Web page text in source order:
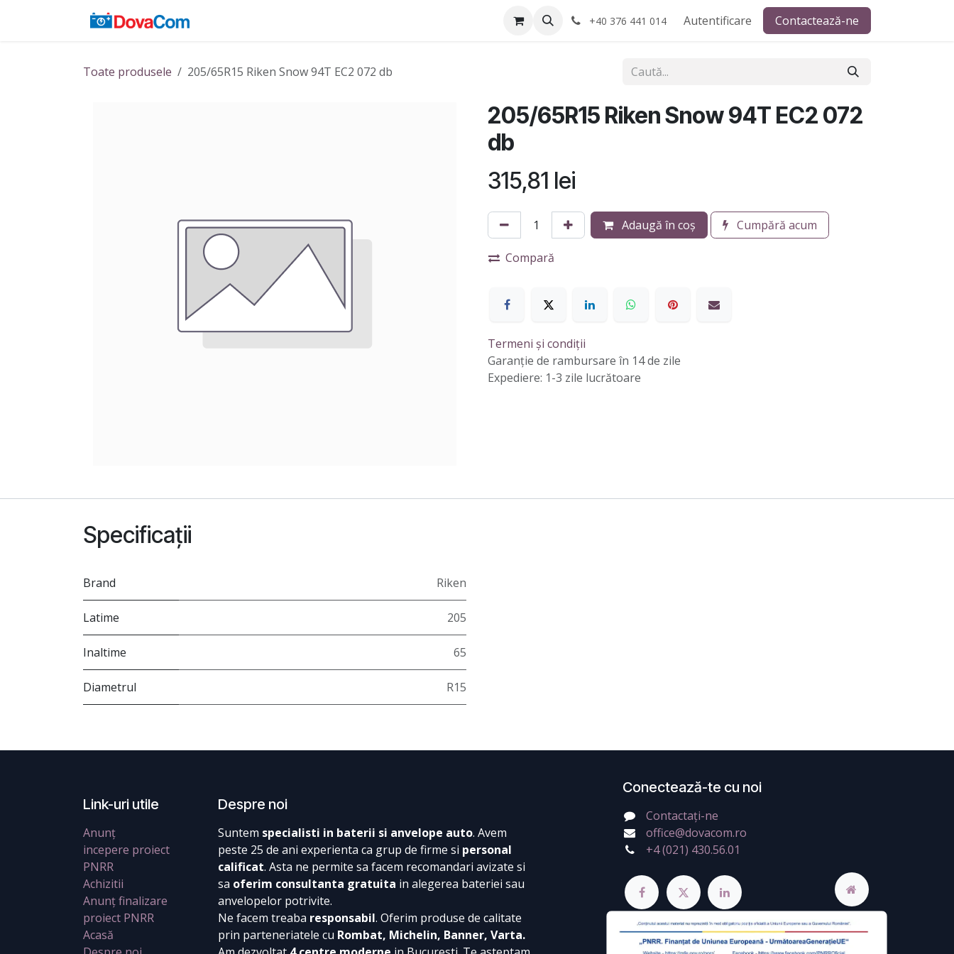
Service-uri montaj +40 376 441 014 Autentificare Contactează-ne
Toate produsele 205/65R15 Riken Snow 94T EC2 072 db
205/65R15 Riken Snow 94T EC2 072
db
315,81 lei
Adaugă în coș Cumpără acum
Compară
Termeni și condiții
Garanție de rambursare în 14 de zile
Expediere: 1-3 zile lucrătoare
Specificații
Brand Riken
Latime 205
Inaltime 65
Diametrul R15
Link-uri utile
Anunț
incepere proiect
PNRR
Achizitii
Anunț finalizare
proiect PNRR
Acasă
Despre noi
Suntem specialisti in baterii si anvelope auto. Avem
peste 25 de ani experienta ca grup de firme si personal
calificat. Asta ne permite sa facem recomandari avizate si
sa oferim consultanta gratuita in alegerea bateriei sau
anvelopelor potrivite.
Ne facem treaba responsabil. Oferim produse de calitate
prin parteneriatele cu Rombat, Michelin, Banner, Varta.
Conectează-te cu noi
Contactați-ne
office@dovacom.ro
+4 (021) 430.56.01